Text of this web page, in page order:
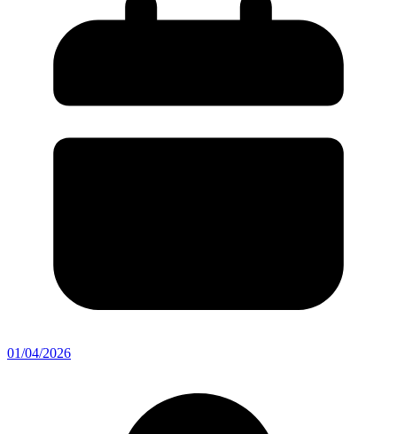
01/04/2026